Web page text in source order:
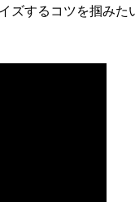
ズするコツを掴み